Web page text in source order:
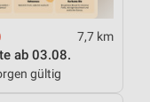
7,7 km
ab 03.08.
gültig